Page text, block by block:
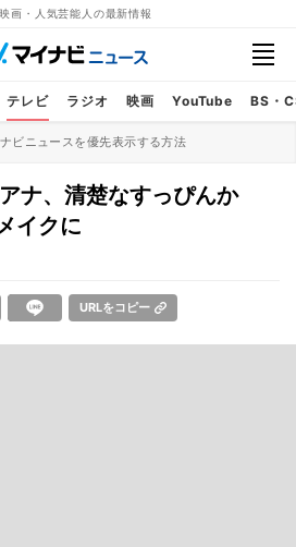
画・人気芸能人の最新情報
テレビ ラジオ 映画 YouTube BS・
ビニュースを優先表示する方法
ナ、清楚なすっぴんか
イクに
URLをコピー